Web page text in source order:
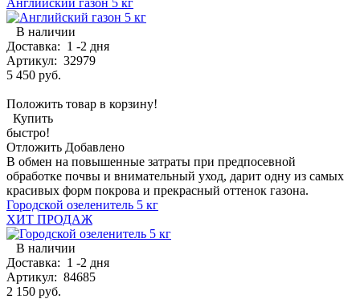
В наличии
Доставка: 1 -2 дня
Артикул: 32979
5 450 руб.
Положить товар в корзину!
Купить
быстро!
Отложить Добавлено
В обмен на повышенные затраты при предпосевной
обработке почвы и внимательный уход, дарит одну из самых
красивых форм покрова и прекрасный оттенок газона.
Городской озеленитель 5 кг
ХИТ ПРОДАЖ
В наличии
Доставка: 1 -2 дня
Артикул: 84685
2 150 руб.